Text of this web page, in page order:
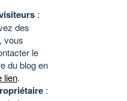
:
des
vous
le
du blog en
lien.
: